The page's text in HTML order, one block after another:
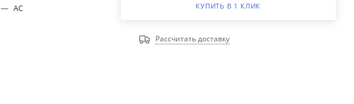
— AC КУПИТЬ В 1 КЛИК
Рассчитать доставку